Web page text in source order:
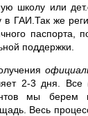
школу или
в ГАИ.Так же
поддержки.
2-3 дня.
мы берем
Весь